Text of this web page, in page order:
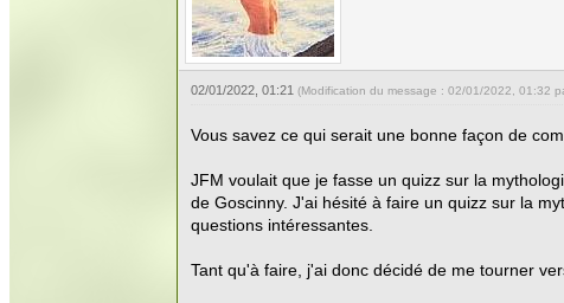
02/01/2022, 01:21 (Modification du message : 02/01/2022, 01:32
Vous savez ce qui serait une bonne façon de
JFM voulait que je fasse un quizz sur la
de Goscinny. J'ai hésité à faire un quizz sur la
questions intéressantes.
Tant qu'à faire, j'ai donc décidé de me tourner